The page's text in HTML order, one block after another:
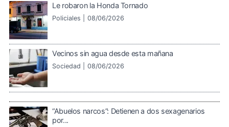
Le robaron la Honda Tornado
Policiales | 08/06/2026
Vecinos sin agua desde esta mañana
Sociedad | 08/06/2026
“Abuelos narcos”: Detienen a dos sexagenarios
por...